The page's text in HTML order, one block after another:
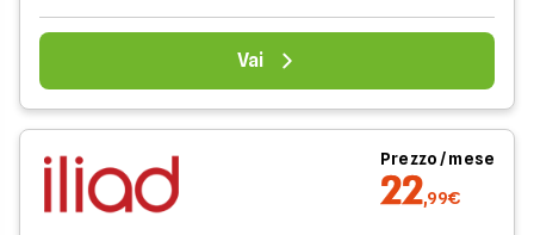
Vai
Prezzo / mese
22,99€